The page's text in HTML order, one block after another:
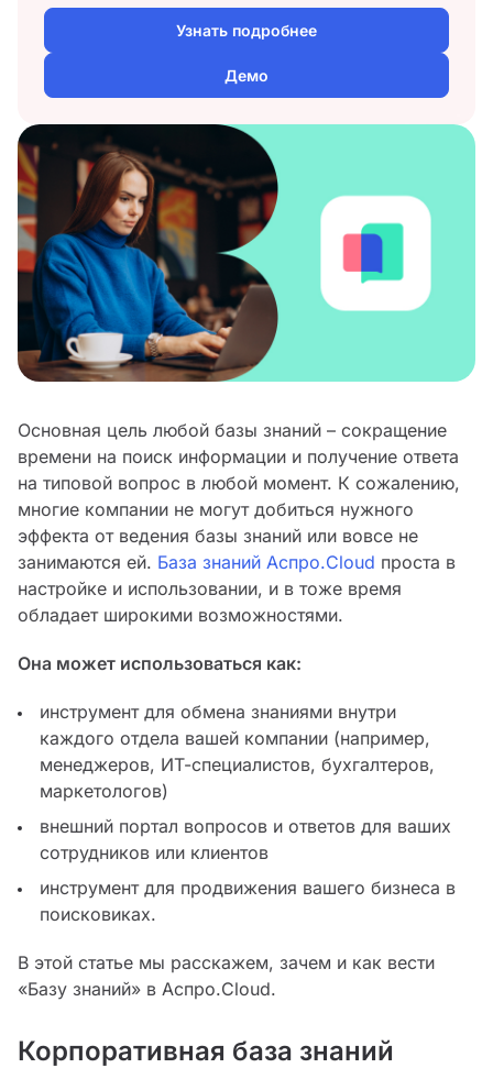
Основная цель любой базы знаний – сокращение
времени на поиск информации и получение ответа
на типовой вопрос в любой момент. К сожалению,
многие компании не могут добиться нужного
эффекта от ведения базы знаний или вовсе не
занимаются ей. База знаний Аспро.Cloud проста в
настройке и использовании, и в тоже время
обладает широкими возможностями.
Она может использоваться как:
инструмент для обмена знаниями внутри
каждого отдела вашей компании (например,
менеджеров, ИТ-специалистов, бухгалтеров,
маркетологов)
внешний портал вопросов и ответов для ваших
сотрудников или клиентов
инструмент для продвижения вашего бизнеса в
поисковиках.
В этой статье мы расскажем, зачем и как вести
«Базу знаний» в Аспро.Cloud.
Корпоративная база знаний
Узнать подробнее
Демо